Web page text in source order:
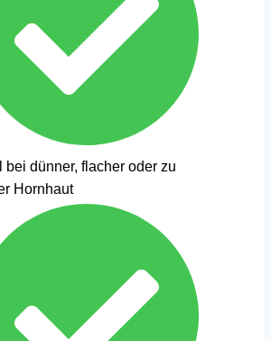
bei dünner, flacher oder zu
Hornhaut